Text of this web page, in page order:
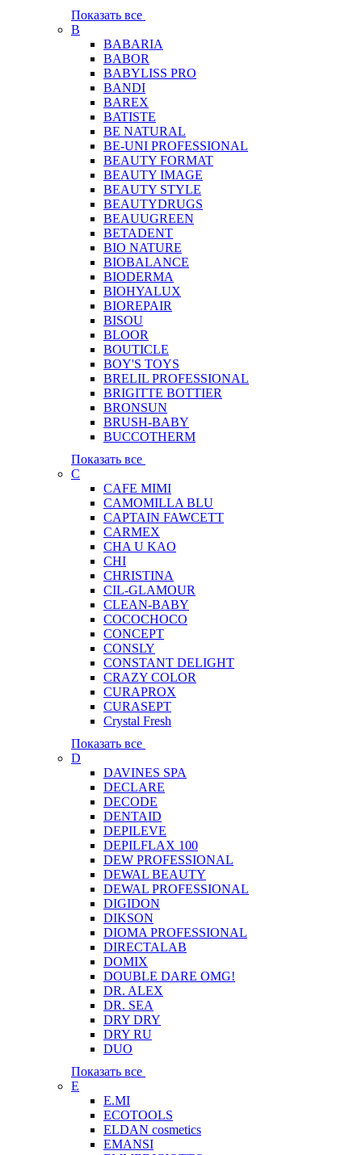
Показать все
B
BABARIA
BABOR
BABYLISS PRO
BANDI
BAREX
BATISTE
BE NATURAL
BE-UNI PROFESSIONAL
BEAUTY FORMAT
BEAUTY IMAGE
BEAUTY STYLE
BEAUTYDRUGS
BEAUUGREEN
BETADENT
BIO NATURE
BIOBALANCE
BIODERMA
BIOHYALUX
BIOREPAIR
BISOU
BLOOR
BOUTICLE
BOY'S TOYS
BRELIL PROFESSIONAL
BRIGITTE BOTTIER
BRONSUN
BRUSH-BABY
BUCCOTHERM
Показать все
C
CAFE MIMI
CAMOMILLA BLU
CAPTAIN FAWCETT
CARMEX
CHA U KAO
CHI
CHRISTINA
CIL-GLAMOUR
CLEAN-BABY
COCOCHOCO
CONCEPT
CONSLY
CONSTANT DELIGHT
CRAZY COLOR
CURAPROX
CURASEPT
Crystal Fresh
Показать все
D
DAVINES SPA
DECLARE
DECODE
DENTAID
DEPILEVE
DEPILFLAX 100
DEW PROFESSIONAL
DEWAL BEAUTY
DEWAL PROFESSIONAL
DIGIDON
DIKSON
DIOMA PROFESSIONAL
DIRECTALAB
DOMIX
DOUBLE DARE OMG!
DR. ALEX
DR. SEA
DRY DRY
DRY RU
DUO
Показать все
E
E.MI
ECOTOOLS
ELDAN cosmetics
EMANSI